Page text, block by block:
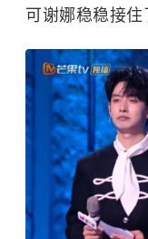
可谢娜稳稳接住